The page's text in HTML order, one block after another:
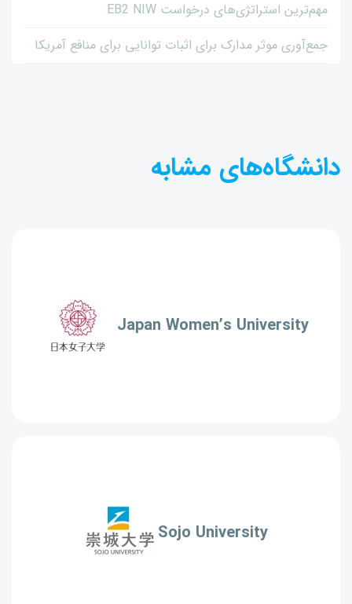
مهم‌ترین استراتژی‌های درخواست EB2 NIW
جمع‌آوری موثر مدارک برای اثبات توانایی برای منافع آمریکا
دانشگاه‌های مشابه
Japan Women’s University
Sojo University